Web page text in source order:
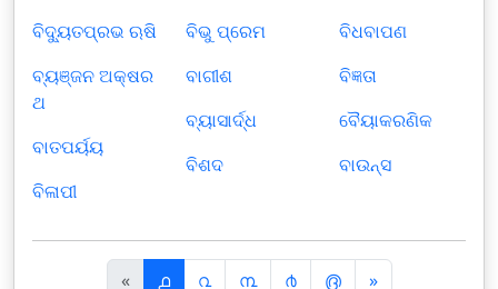
ବିଦ୍ୟୁତପ୍ରଭ ଋଷି
ବ୍ୟଞ୍ଜନ ଅକ୍ଷର
ଥ
ବାତପର୍ୟୟ
ବିଳାପୀ
ବିଭୁ ପ୍ରେମ
ବାଗୀଶ
ବ୍ୟାସାର୍ଦ୍ଧ
ବିଶଦ
ବିଧବାପଣ
ବିଜ୍ଞତା
ବୈୟାକରଣିକ
ବାଉନ୍ସ
«पि
൧ ൨ ൩ ൪ ൫ »अ